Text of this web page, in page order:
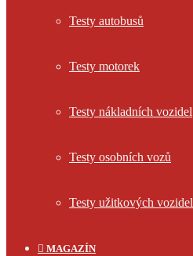
Testy autobusů
Testy motorek
Testy nákladních vozidel
Testy osobních vozů
Testy užitkových vozidel
MAGAZÍN